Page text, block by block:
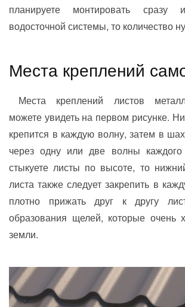
планируете монтировать
водосточной системы, то количество
Места креплений
Места креплений листов
можете увидеть на первом рисунке.
крепится в каждую волну, затем в
через одну или две волны
стыкуете листы по высоте, то
листа также следует закрепить в
плотно прижать друг к другу
образования щелей, которые
земли.